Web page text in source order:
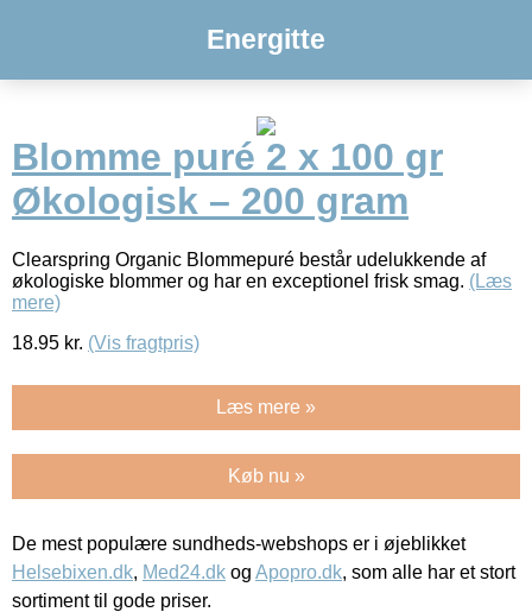
Energitte
Blomme puré 2 x 100 gr
Økologisk – 200 gram
Clearspring Organic Blommepuré består udelukkende af
økologiske blommer og har en exceptionel frisk smag. (Læs
mere)
18.95 kr. (Vis fragtpris)
Læs mere »
Køb nu »
De mest populære sundheds-webshops er i øjeblikket
Helsebixen.dk, Med24.dk og Apopro.dk, som alle har et stort
sortiment til gode priser.